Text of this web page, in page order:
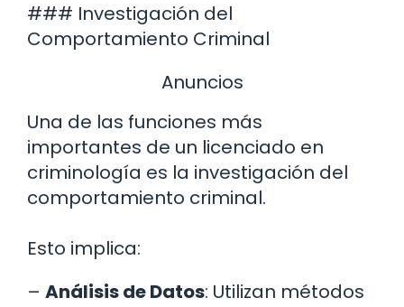
### Investigación del
Comportamiento Criminal
Anuncios
Una de las funciones más
importantes de un licenciado en
criminología es la investigación del
comportamiento criminal.
Esto implica:
– Análisis de Datos: Utilizan métodos